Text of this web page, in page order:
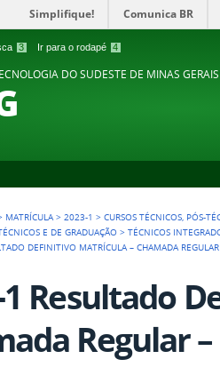
3 Ir para o rodapé 4
Simplifique! Comunica BR
DO SUDESTE DE MINAS GERAIS
MATRÍCULA >2023-1 >CURSOS TÉCNICOS, PÓS-
E DE GRADUAÇÃO >TÉCNICOS
DEFINITIVO MATRÍCULA – CHAMADA
1 Resultado
Regular